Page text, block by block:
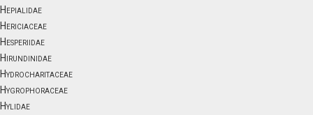
Hepialidae
Hericiaceae
Hesperiidae
Hirundinidae
Hydrocharitaceae
Hygrophoraceae
Hylidae